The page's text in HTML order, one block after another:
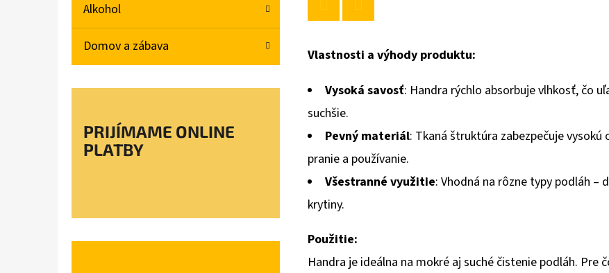
Alkohol
Domov a zábava
PRIJÍMAME ONLINE
PLATBY
je
5
hviezdičiek.
Vlastnosti a výhody produktu:
Vysoká savosť: Handra rýchlo absorbuje vlhkosť, čo
suchšie.
Pevný materiál: Tkaná štruktúra zabezpečuje
pranie a používanie.
Všestranné využitie: Vhodná na rôzne typy podláh –
krytiny.
Použitie:
Handra je ideálna na mokré aj suché čistenie podláh. Pre